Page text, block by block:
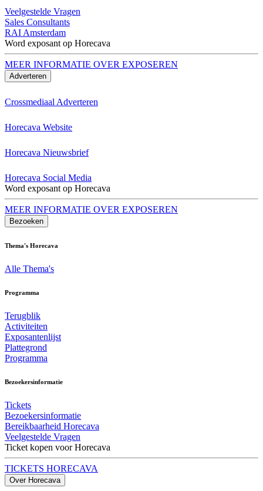
Veelgestelde Vragen
Sales Consultants
RAI Amsterdam
Word exposant op Horecava
MEER INFORMATIE OVER EXPOSEREN
Adverteren
Crossmediaal Adverteren
Horecava Website
Horecava Nieuwsbrief
Horecava Social Media
Word exposant op Horecava
MEER INFORMATIE OVER EXPOSEREN
Bezoeken
Thema's Horecava
Alle Thema's
Programma
Terugblik
Activiteiten
Exposantenlijst
Plattegrond
Programma
Bezoekersinformatie
Tickets
Bezoekersinformatie
Bereikbaarheid Horecava
Veelgestelde Vragen
Ticket kopen voor Horecava
TICKETS HORECAVA
Over Horecava